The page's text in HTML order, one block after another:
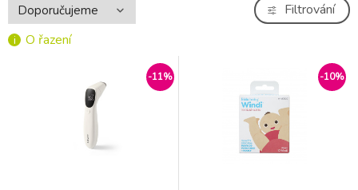
O řazení
Filtrování
-11% -10%